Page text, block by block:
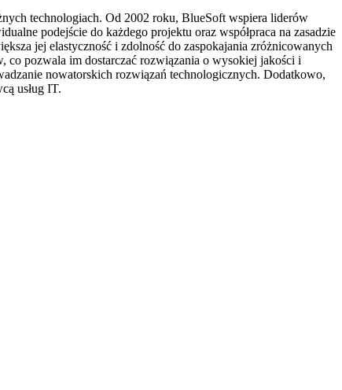
technologiach. Od 2002 roku, BlueSoft wspiera liderów
podejście do każdego projektu oraz współpraca na zasadzie
jej elastyczność i zdolność do zaspokajania zróżnicowanych
co pozwala im dostarczać rozwiązania o wysokiej jakości i
nowatorskich rozwiązań technologicznych. Dodatkowo,
usług IT.